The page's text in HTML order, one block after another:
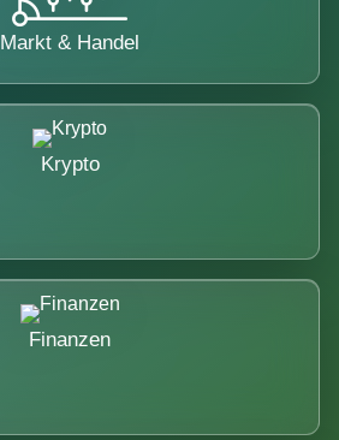
Markt & Handel
Krypto
Finanzen